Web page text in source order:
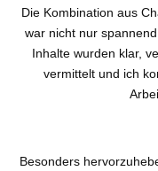
Die Kombination aus
war nicht nur
Inhalte wurden klar,
vermittelt und ich
Besonders